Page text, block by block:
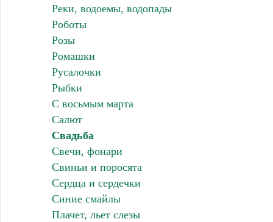
Реки, водоемы, водопады
Роботы
Розы
Ромашки
Русалочки
Рыбки
С восьмым марта
Салют
Свадьба
Свечи, фонари
Свиньи и поросята
Сердца и сердечки
Синие смайлы
Плачет, льет слезы